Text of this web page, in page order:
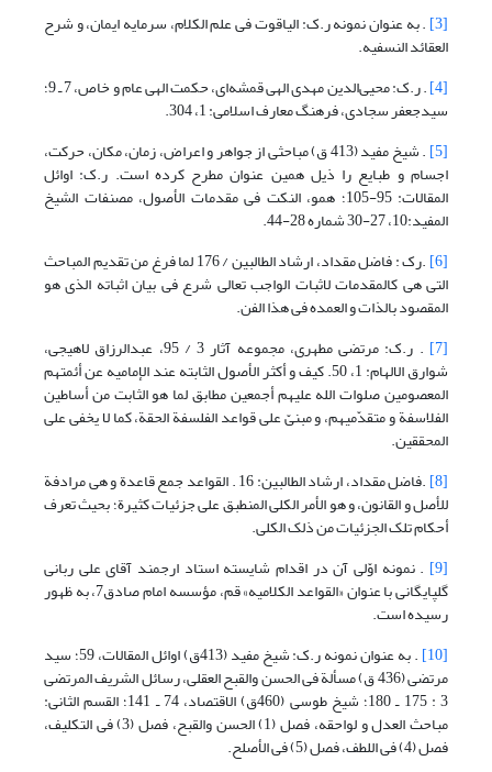
[3] . به عنوان نمونه ر.ک: الیاقوت فی علم الکلام، سرمایه ایمان، و شرح
العقائد النسفیه.
[4]
. ر.ک: محیی‌الدین مهدی الهی قمشه‌ای، حکمت الهی عام و خاص، 7 ـ 9؛
سیدجعفر سجادی، فرهنگ معارف اسلامی: 1، 304.
[5]
. شیخ مفید (413 ق) مباحثی از جواهر و اعراض، زمان، مکان، حرکت،
اجسام و طبایع را ذیل همین عنوان مطرح کرده است. ر.ک: اوائل
المقالات: 95-105؛ همو، النکت فی مقدمات الأصول، مصنفات الشیخ
المفید:10، 27-30 شماره 28-44.
[6]
.رک : فاضل مقداد، ارشاد الطالبین / 176 لما فرغ من تقدیم المباحث
التی هی کالمقدمات لاثبات الواجب تعالی شرع فی بیان اثباته الذی هو
المقصود بالذات و العمده فی هذا الفن.
[7]
. ر.ک: مرتضی مطهری، مجموعه آثار 3 / 95، عبدالرزاق لاهیجی،
شوارق الالهام: 1، 50. کیف و أکثر الأصول الثابته عند الإمامیه عن أئمتهم
المعصومین صلوات الله علیهم أجمعین مطابق لما هو الثابت من أساطین
الفلاسفة و متقدّمیهم، و مبنیّ علی قواعد الفلسفة الحقة، کما لا یخفی علی
المحققین.
[8]
.فاضل مقداد، ارشاد الطالبین: 16 . القواعد جمع قاعدة و هی مرادفة
للأصل و القانون، و هو الأمر الکلی المنطبق علی جزئیات کثیرة؛ بحیث تعرف
أحکام تلک الجزئیات من ذلک الکلی.
[9]
. نمونه اوّلی آن در اقدام شایسته استاد ارجمند آقای علی ربانی
گلپایگانی با عنوان «القواعد الکلامیه» قم، مؤسسه امام صادق7، به ظهور
رسیده است.
[10]
. به عنوان نمونه ر.ک: شیخ مفید (413ق) اوائل المقالات، 59؛ سید
مرتضی (436 ق) مسألة فی الحسن والقبح العقلی، رسائل الشریف المرتضی
3 : 175 ـ 180؛ شیخ طوسی (460ق) الاقتصاد، 74 ـ 141؛ القسم الثانی:
مباحث العدل و لواحقه، فصل (1) الحسن والقبح، فصل (3) فی التکلیف،
فصل (4) فی اللطف، فصل (5) فی الأصلح.